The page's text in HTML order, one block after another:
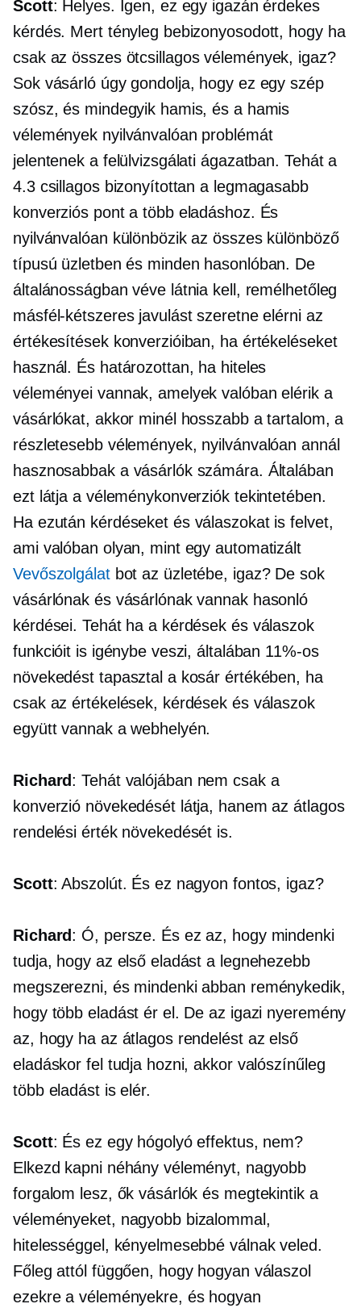
Scott: Helyes. Igen, ez egy igazán érdekes
kérdés. Mert tényleg bebizonyosodott, hogy ha
csak az összes ötcsillagosvélemények, igaz?
Sok vásárló úgy gondolja, hogy ez egy szép
szósz, és mindegyik hamis, és a hamis
vélemények nyilvánvalóan problémát
jelentenek a felülvizsgálati ágazatban. Tehát a
4.3 csillagos bizonyítottan a legmagasabb
konverziós pont a több eladáshoz. És
nyilvánvalóan különbözik az összes különböző
típusú üzletben és minden hasonlóban. De
általánosságban véve látnia kell, remélhetőleg
másfél-kétszeres javulást szeretne elérni az
értékesítések konverzióiban, ha értékeléseket
használ. És határozottan, ha hiteles
véleményei vannak, amelyek valóban elérik a
vásárlókat, akkor minél hosszabb a tartalom, a
részletesebb vélemények, nyilvánvalóan annál
hasznosabbak a vásárlók számára. Általában
ezt látja a véleménykonverziók tekintetében.
Ha ezután kérdéseket és válaszokat is felvet,
ami valóban olyan, mint egy automatizált
Vevőszolgálatbot az üzletébe, igaz? De sok
vásárlónak és vásárlónak vannak hasonló
kérdései. Tehát ha a kérdések és válaszok
funkcióit is igénybe veszi, általában 11%-os
növekedést tapasztal a kosár értékében, ha
csak az értékelések, kérdések és válaszok
együtt vannak a webhelyén.
Richard: Tehát valójában nem csak a
konverzió növekedését látja, hanem az átlagos
rendelési érték növekedését is.
Scott: Abszolút. És ez nagyon fontos, igaz?
Richard: Ó, persze. És ez az, hogy mindenki
tudja, hogy az első eladást a legnehezebb
megszerezni, és mindenki abban reménykedik,
hogy több eladást ér el. De az igazi nyeremény
az, hogy ha az átlagos rendelést az első
eladáskor fel tudja hozni, akkor valószínűleg
több eladást is elér.
Scott: És ez egy hógolyó effektus, nem?
Elkezd kapni néhány véleményt, nagyobb
forgalom lesz, ők vásárlók és megtekintik a
véleményeket, nagyobb bizalommal,
hitelességgel, kényelmesebbé válnak veled.
Főleg attól függően, hogy hogyan válaszol
ezekre a véleményekre, és hogyan